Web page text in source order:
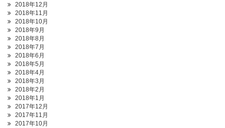
2018年12月
2018年11月
2018年10月
2018年9月
2018年8月
2018年7月
2018年6月
2018年5月
2018年4月
2018年3月
2018年2月
2018年1月
2017年12月
2017年11月
2017年10月